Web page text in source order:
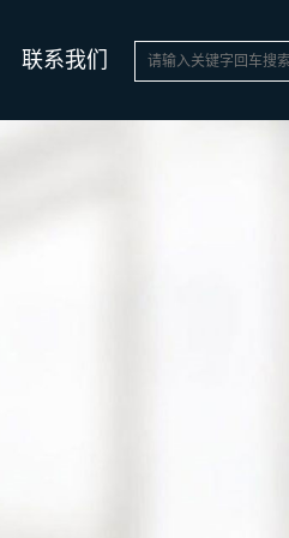
联系我们